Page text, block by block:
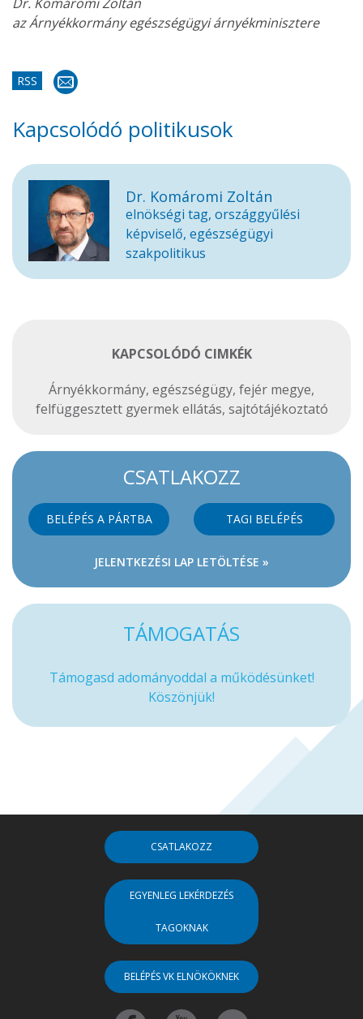
az Árnyékkormány egészségügyi árnyékminisztere
RSS
Kapcsolódó politikusok
Dr. Komáromi Zoltán
elnökségi tag, országgyűlési
képviselő, egészségügyi
szakpolitikus
KAPCSOLÓDÓ CIMKÉK
Árnyékkormány, egészségügy, fejér megye,
felfüggesztett gyermek ellátás, sajtótájékoztató
CSATLAKOZZ
BELÉPÉS A PÁRTBA TAGI BELÉPÉS
JELENTKEZÉSI LAP LETÖLTÉSE »
TÁMOGATÁS
Támogasd adományoddal a működésünket!
Köszönjük!
CSATLAKOZZ
EGYENLEG LEKÉRDEZÉS
TAGOKNAK
BELÉPÉS VK ELNÖKÖKNEK